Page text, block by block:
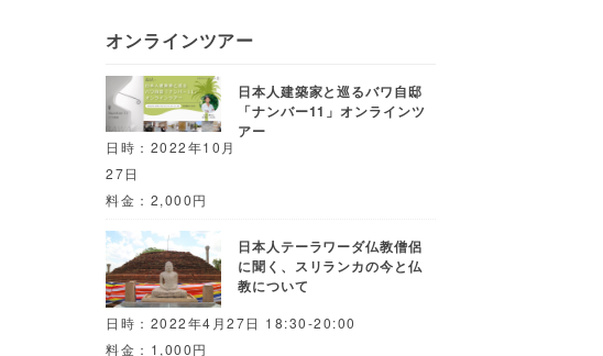
オンラインツアー
日本人建築家と巡るバワ自邸
「ナンバー11」オンラインツ
アー
日時：2022年10月
27日
料金：2,000円
日本人テーラワーダ仏教僧侶
に聞く、スリランカの今と仏
教について
日時：2022年4月27日 18:30-20:00
料金：1,000円